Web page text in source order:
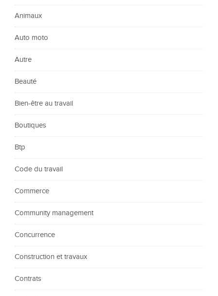
Animaux
Auto moto
Autre
Beauté
Bien-être au travail
Boutiques
Btp
Code du travail
Commerce
Community management
Concurrence
Construction et travaux
Contrats